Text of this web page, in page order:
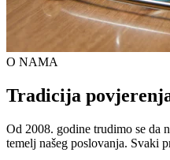
O NAMA
Tradicija
Od 2008. godine trudimo se da
temelj našeg poslovanja. Svaki